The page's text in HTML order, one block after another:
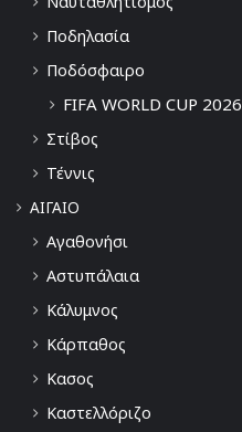
Ποδηλασία
Ποδόσφαιρο
FIFA WORLD CUP 2026
Στίβος
Τέννις
ΑΙΓΑΙΟ
Αγαθονήσι
Αστυπάλαια
Κάλυμνος
Κάρπαθος
Κασος
Καστελλόριζο